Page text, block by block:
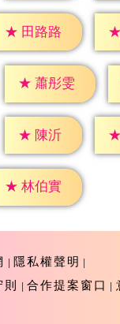
★ 田路路 ★
★ 蕭彤雯
★ 陳沂 ★
★ 林伯實
隱私權聲明
合作提案窗口